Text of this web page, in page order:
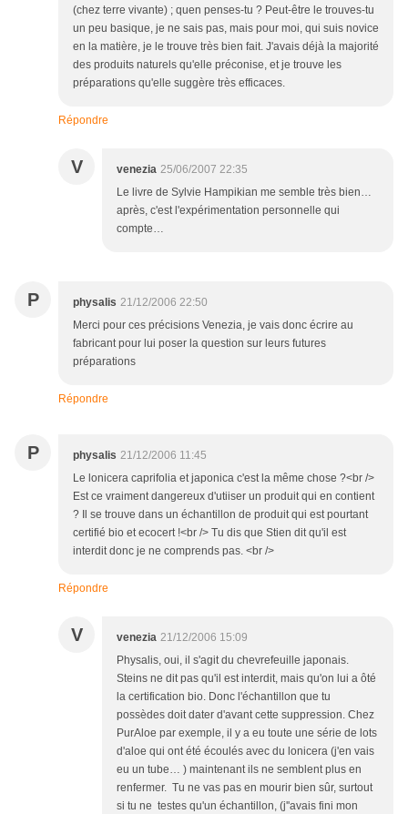
(chez terre vivante) ; quen penses-tu ? Peut-être le trouves-tu
un peu basique, je ne sais pas, mais pour moi, qui suis novice
en la matière, je le trouve très bien fait. J'avais déjà la majorité
des produits naturels qu'elle préconise, et je trouve les
préparations qu'elle suggère très efficaces.
Répondre
V venezia 25/06/2007 22:35
Le livre de Sylvie Hampikian me semble très bien…
après, c'est l'expérimentation personnelle qui
compte…
P physalis 21/12/2006 22:50
Merci pour ces précisions Venezia, je vais donc écrire au
fabricant pour lui poser la question sur leurs futures
préparations
Répondre
P physalis 21/12/2006 11:45
Le lonicera caprifolia et japonica c'est la même chose ?<br />
Est ce vraiment dangereux d'utiiser un produit qui en contient
? Il se trouve dans un échantillon de produit qui est pourtant
certifié bio et ecocert !<br /> Tu dis que Stien dit qu'il est
interdit donc je ne comprends pas. <br />
Répondre
V venezia 21/12/2006 15:09
Physalis, oui, il s'agit du chevrefeuille japonais.
Steins ne dit pas qu'il est interdit, mais qu'on lui a ôté
la certification bio. Donc l'échantillon que tu
possèdes doit dater d'avant cette suppression. Chez
PurAloe par exemple, il y a eu toute une série de lots
d'aloe qui ont été écoulés avec du lonicera (j'en vais
eu un tube… ) maintenant ils ne semblent plus en
renfermer. Tu ne vas pas en mourir bien sûr, surtout
si tu ne testes qu'un échantillon, (j''avais fini mon